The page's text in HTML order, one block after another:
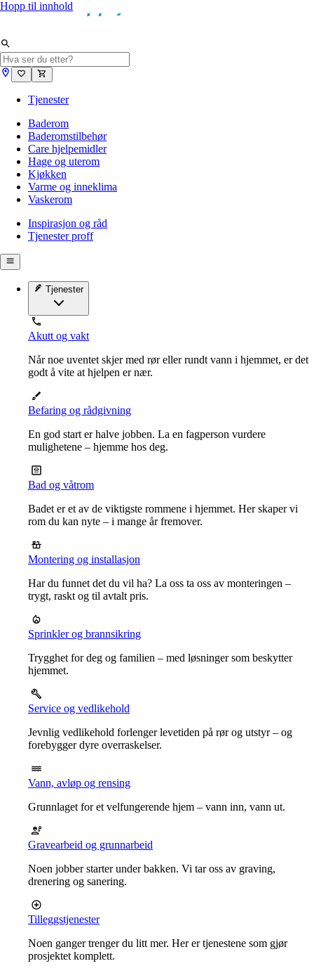
Hopp til innhold
Tjenester
Baderom
Baderomstilbehør
Care hjelpemidler
Hage og uterom
Kjøkken
Varme og inneklima
Vaskerom
Inspirasjon og råd
Tjenester proff
Tjenester
Akutt og vakt
Når noe uventet skjer med rør eller rundt vann i hjemmet, er det
godt å vite at hjelpen er nær.
Befaring og rådgivning
En god start er halve jobben. La en fagperson vurdere
mulighetene – hjemme hos deg.
Bad og våtrom
Badet er et av de viktigste rommene i hjemmet. Her skaper vi
rom du kan nyte – i mange år fremover.
Montering og installasjon
Har du funnet det du vil ha? La oss ta oss av monteringen –
trygt, raskt og til avtalt pris.
Sprinkler og brannsikring
Trygghet for deg og familien – med løsninger som beskytter
hjemmet.
Service og vedlikehold
Jevnlig vedlikehold forlenger levetiden på rør og utstyr – og
forebygger dyre overraskelser.
Vann, avløp og rensing
Grunnlaget for et velfungerende hjem – vann inn, vann ut.
Gravearbeid og grunnarbeid
Noen jobber starter under bakken. Vi tar oss av graving,
drenering og sanering.
Tilleggstjenester
Noen ganger trenger du litt mer. Her er tjenestene som gjør
prosjektet komplett.